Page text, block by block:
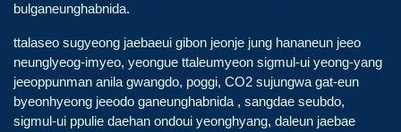
bulganeunghabnida.
ttalaseo sugyeong jaebaeui gibon jeonje jung hananeun jeeo
neunglyeog-imyeo, yeongue ttaleumyeon sigmul-ui yeong-yang
jeeoppunman anila gwangdo, poggi, CO2 sujungwa gat-eun
byeonhyeong jeeodo ganeunghabnida , sangdae seubdo,
sigmul-ui ppulie daehan ondoui yeonghyang, daleun jaebae